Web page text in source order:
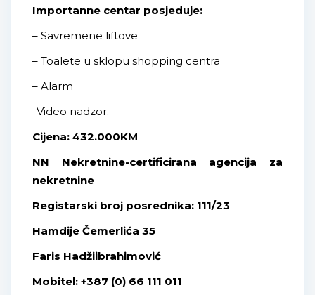
Importanne centar posjeduje:
– Savremene liftove
– Toalete u sklopu shopping centra
– Alarm
-Video nadzor.
Cijena: 432.000KM
NN Nekretnine-certificirana agencija za
nekretnine
Registarski broj posrednika: 111/23
Hamdije Čemerlića 35
Faris Hadžiibrahimović
Mobitel: +387 (0) 66 111 011